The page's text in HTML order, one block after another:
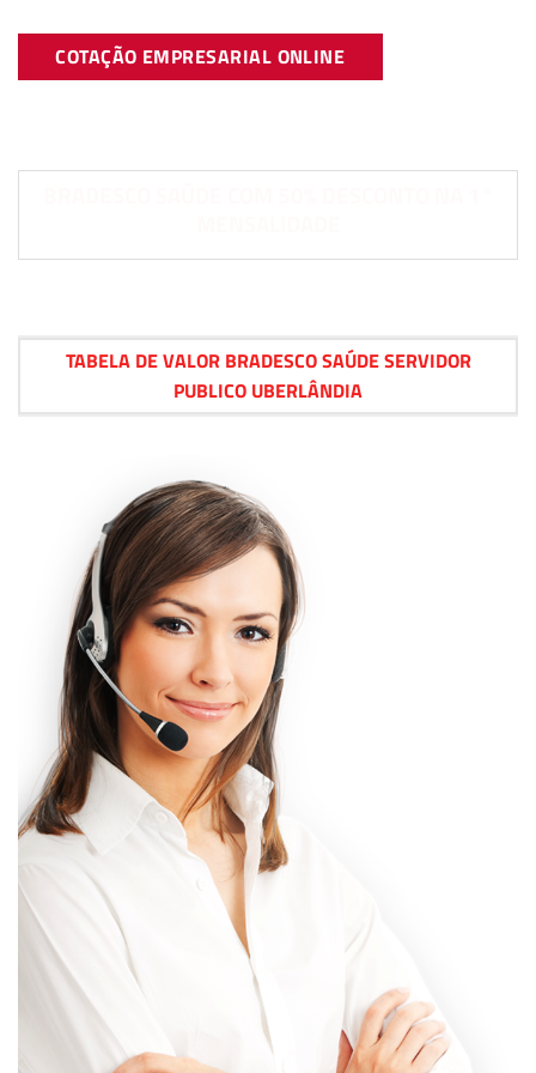
COTAÇÃO EMPRESARIAL ONLINE
TABELA DE VALOR BRADESCO SAÚDE SERVIDOR
PUBLICO UBERLÂNDIA